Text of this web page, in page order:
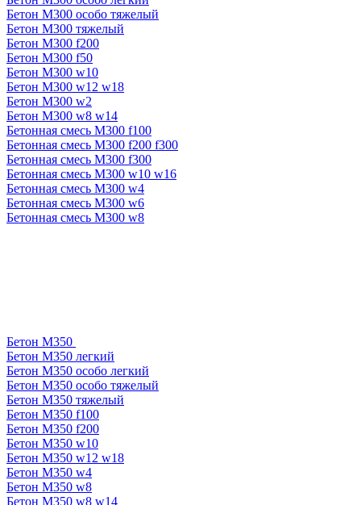
Бетон М300 особо тяжелый
Бетон М300 тяжелый
Бетон М300 f200
Бетон М300 f50
Бетон М300 w10
Бетон М300 w12 w18
Бетон М300 w2
Бетон М300 w8 w14
Бетонная смесь М300 f100
Бетонная смесь М300 f200 f300
Бетонная смесь М300 f300
Бетонная смесь М300 w10 w16
Бетонная смесь М300 w4
Бетонная смесь М300 w6
Бетонная смесь М300 w8
Бетон М350
Бетон М350 легкий
Бетон М350 особо легкий
Бетон М350 особо тяжелый
Бетон М350 тяжелый
Бетон М350 f100
Бетон М350 f200
Бетон М350 w10
Бетон М350 w12 w18
Бетон М350 w4
Бетон М350 w8
Бетон М350 w8 w14